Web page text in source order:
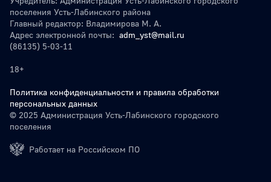
поселения Усть-Лабинского района
Главный редактор: Владимирова М. А.
Адрес электронной почты: adm_yst@mail.ru
(86135) 5-03-11
18+
Политика конфиденциальности и правила обработки
персональных данных
© 2025 Администрация Усть-Лабинского городского
поселения
Работает на Российском ПО